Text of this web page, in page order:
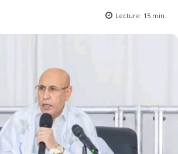
Lecture: 15 min.